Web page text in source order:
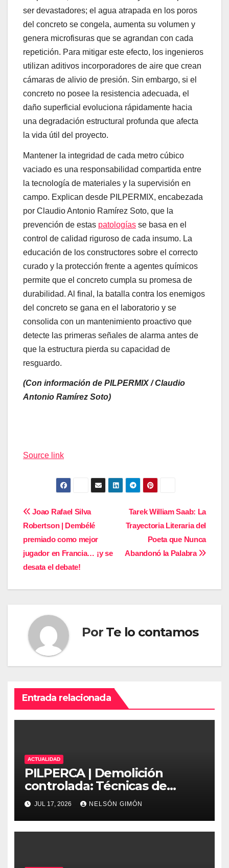
ser devastadores; el agua atrapada en los poros
del concreto se congela, aumenta su volumen y
genera microfisuras que se agrandan con cada
repetición. Para mitigar este efecto, los ingenieros
utilizan aditivos incorporadores de aire que crean
cámaras de alivio de presión. Sin embargo, si el
concreto no posee la resistencia adecuada, el
daño superficial evoluciona rápidamente hacia
una degradación estructural profunda que afecta
la vida útil del proyecto.
Mantener la integridad de cada metro cúbico
vaciado es una responsabilidad compartida entre
la tecnología de materiales y la supervisión en
campo. Explican desde PILPERMIX, encabezada
por Claudio Antonio Ramírez Soto, que la
prevención de estas patologías se basa en el
control de calidad riguroso de cada insumo. La
educación de los constructores sobre el correcto
curado y la protección frente a agentes químicos
permite que el concreto cumpla su promesa de
durabilidad. Al final, la batalla contra los enemigos
del concreto se gana en el laboratorio y se
consolida con un mantenimiento proactivo que
detecte las primeras señales de alarma antes de
que la estructura pierda su capacidad de
resguardo.
(Con información de PILPERMIX / Claudio
Antonio Ramírez Soto)
de
Source link
Navegación
de
entradas
Tarek William Saab: La
Trayectoria Literaria del
Poeta que Nunca
Abandonó la Palabra
Joao Rafael Silva
Robertson | Dembélé
premiado como mejor
jugador en Francia… ¡y se
desata el debate!
Por Te lo contamos
Entrada relacionada
ACTUALIDAD
PILPERCA | Demolición
controlada: Técnicas de
precisión y protocolos de
seguridad en la ingeniería
moderna
JUL 17, 2026 NELSÓN GIMÓN